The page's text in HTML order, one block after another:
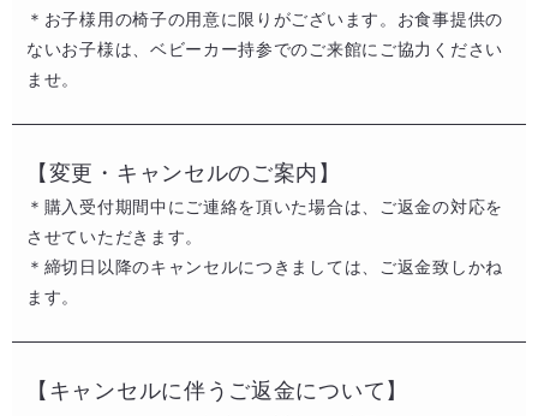
＊お子様用の椅子の用意に限りがございます。お食事提供の
ないお子様は、ベビーカー持参でのご来館にご協力ください
ませ。
【変更・キャンセルのご案内】
＊購入受付期間中にご連絡を頂いた場合は、ご返金の対応を
させていただきます。​
＊締切日以降のキャンセルにつきましては、ご返金致しかね
ます。
【キャンセルに伴うご返金について​】